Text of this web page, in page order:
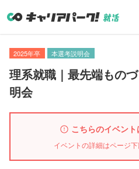
2025年卒 本選考説明会
理系就職｜最先端もの
明会
こちらのイベント
イベントの詳細はページ下